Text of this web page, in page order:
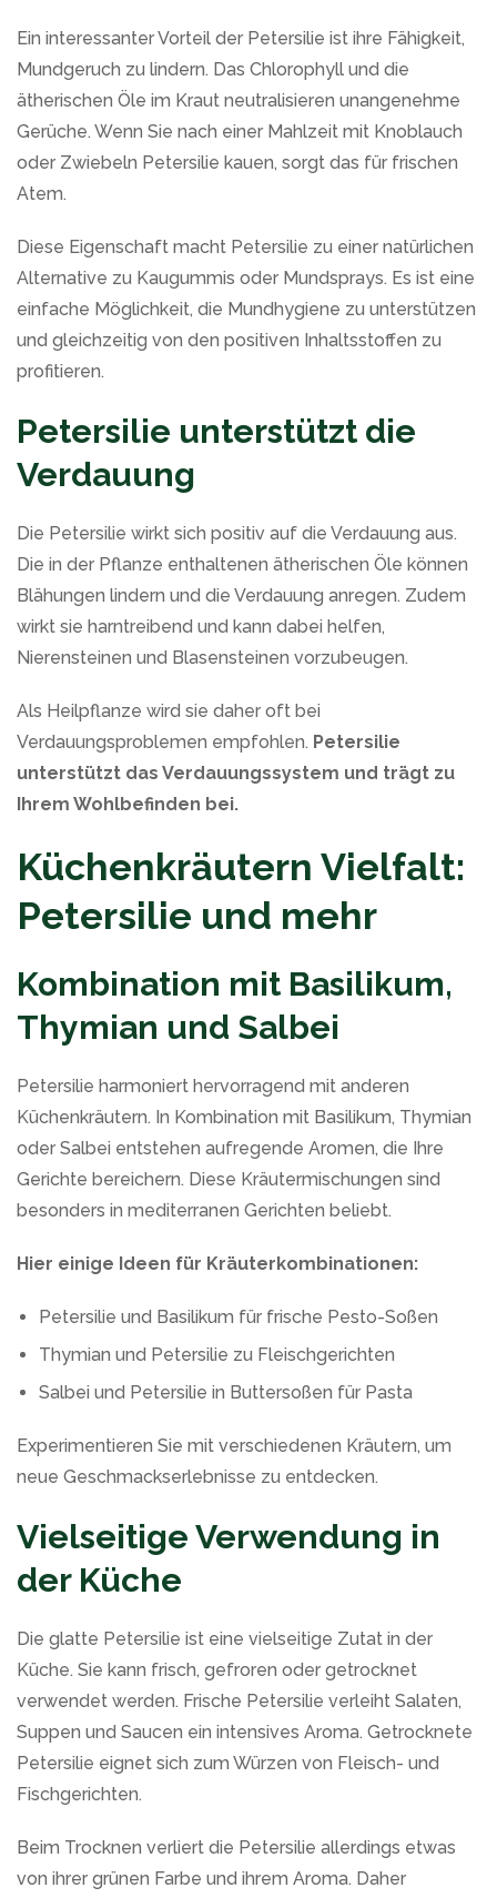
Ein interessanter Vorteil der Petersilie ist ihre Fähigkeit,
Mundgeruch zu lindern. Das Chlorophyll und die
ätherischen Öle im Kraut neutralisieren unangenehme
Gerüche. Wenn Sie nach einer Mahlzeit mit Knoblauch
oder Zwiebeln Petersilie kauen, sorgt das für frischen
Atem.
Diese Eigenschaft macht Petersilie zu einer natürlichen
Alternative zu Kaugummis oder Mundsprays. Es ist eine
einfache Möglichkeit, die Mundhygiene zu unterstützen
und gleichzeitig von den positiven Inhaltsstoffen zu
profitieren.
Petersilie unterstützt die
Verdauung
Die Petersilie wirkt sich positiv auf die Verdauung aus.
Die in der Pflanze enthaltenen ätherischen Öle können
Blähungen lindern und die Verdauung anregen. Zudem
wirkt sie harntreibend und kann dabei helfen,
Nierensteinen und Blasensteinen vorzubeugen.
Als Heilpflanze wird sie daher oft bei
Verdauungsproblemen empfohlen. Petersilie
unterstützt das Verdauungssystem und trägt zu
Ihrem Wohlbefinden bei.
Küchenkräutern Vielfalt:
Petersilie und mehr
Kombination mit Basilikum,
Thymian und Salbei
Petersilie harmoniert hervorragend mit anderen
Küchenkräutern. In Kombination mit Basilikum, Thymian
oder Salbei entstehen aufregende Aromen, die Ihre
Gerichte bereichern. Diese Kräutermischungen sind
besonders in mediterranen Gerichten beliebt.
Hier einige Ideen für Kräuterkombinationen:
Petersilie und Basilikum für frische Pesto-Soßen
Thymian und Petersilie zu Fleischgerichten
Salbei und Petersilie in Buttersoßen für Pasta
Experimentieren Sie mit verschiedenen Kräutern, um
neue Geschmackserlebnisse zu entdecken.
Vielseitige Verwendung in
der Küche
Die glatte Petersilie ist eine vielseitige Zutat in der
Küche. Sie kann frisch, gefroren oder getrocknet
verwendet werden. Frische Petersilie verleiht Salaten,
Suppen und Saucen ein intensives Aroma. Getrocknete
Petersilie eignet sich zum Würzen von Fleisch- und
Fischgerichten.
Beim Trocknen verliert die Petersilie allerdings etwas
von ihrer grünen Farbe und ihrem Aroma. Daher